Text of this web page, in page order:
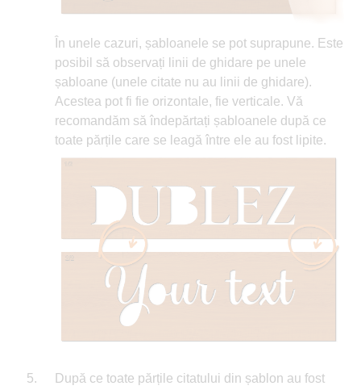
În unele cazuri, șabloanele se pot suprapune. Este
posibil să observați linii de ghidare pe unele
șabloane (unele citate nu au linii de ghidare).
Acestea pot fi fie orizontale, fie verticale. Vă
recomandăm să îndepărtați șabloanele după ce
toate părțile care se leagă între ele au fost lipite.
După ce toate părțile citatului din șablon au fost